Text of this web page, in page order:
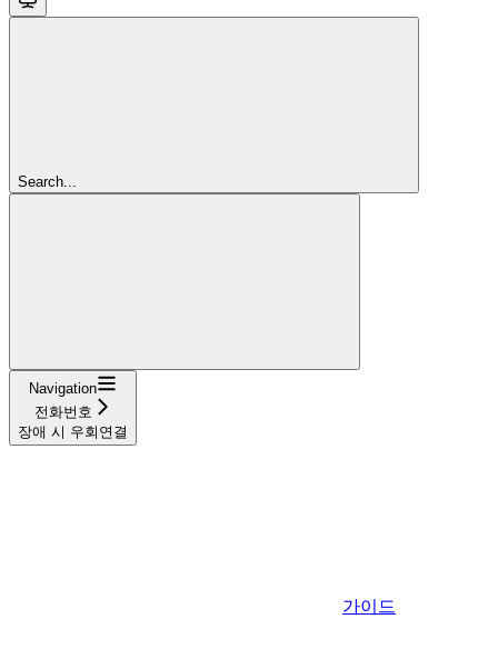
Search...
Navigation
전화번호
장애 시 우회연결
가이드